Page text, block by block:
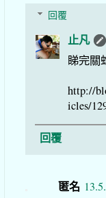
回覆
止凡
睇完關
http://
icles/
回覆
匿名